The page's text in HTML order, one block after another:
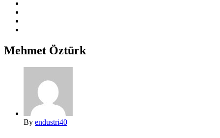
Mehmet Öztürk
By endustri40